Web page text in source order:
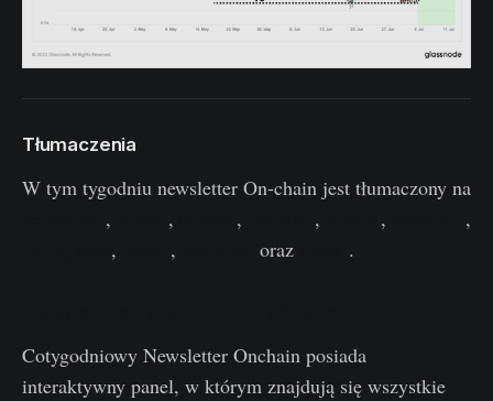
Tłumaczenia
W tym tygodniu newsletter On-chain jest tłumaczony na
, , , , ,
,
, , oraz .
Cotygodniowy Newsletter Onchain posiada
interaktywny panel, w którym znajdują się wszystkie